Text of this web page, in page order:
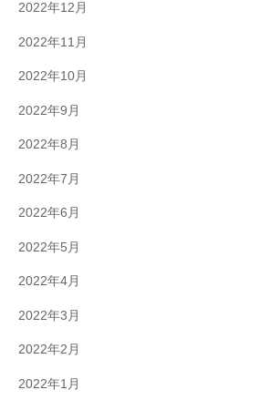
2022年12月
2022年11月
2022年10月
2022年9月
2022年8月
2022年7月
2022年6月
2022年5月
2022年4月
2022年3月
2022年2月
2022年1月